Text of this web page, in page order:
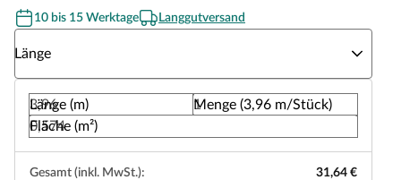
10 bis 15 Werktage
Langgutversand
Länge
Länge (m)
Menge (3,96 m/Stück)
Fläche (m²)
Gesamt (inkl. MwSt.): 31,64 €